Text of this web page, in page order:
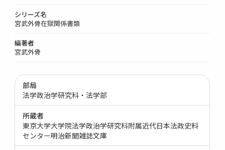
シリーズ名
宮武外骨在獄関係書類
編著者
宮武外骨
部局
法学政治学研究科・法学部
所蔵者
東京大学大学院法学政治学研究科附属近代日本法政史料
センター明治新聞雑誌文庫